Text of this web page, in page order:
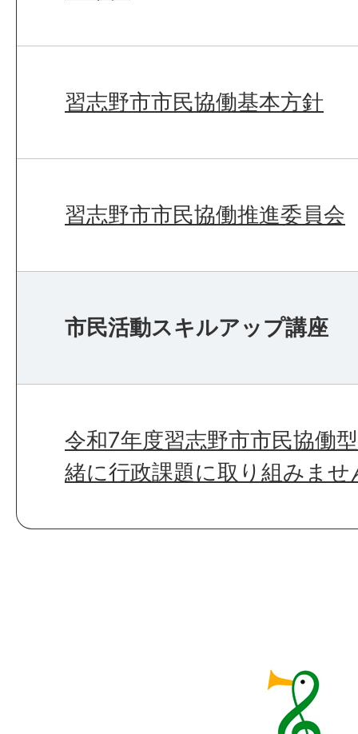
習志野市市民協働基本方針
習志野市市民協働推進委員会
市民活動スキルアップ講座
令和7年度習志野市市民協働
緒に行政課題に取り組みませ